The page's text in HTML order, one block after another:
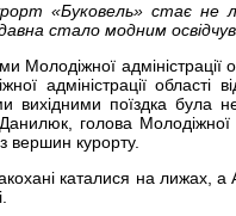
«Буковель» стає не
стало модним
Молодіжної
адміністрації
вихідними поїздка була
голова Молодіжної
вершин курорту.
каталися на лижах, а